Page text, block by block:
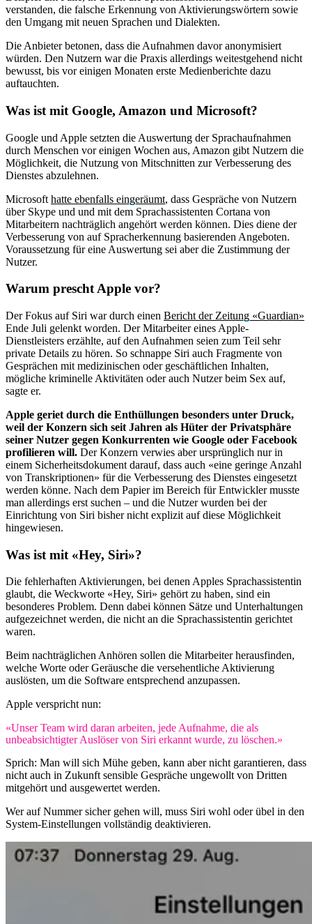
verstanden, die falsche Erkennung von Aktivierungswörtern sowie
den Umgang mit neuen Sprachen und Dialekten.
Die Anbieter betonen, dass die Aufnahmen davor anonymisiert
würden. Den Nutzern war die Praxis allerdings weitestgehend nicht
bewusst, bis vor einigen Monaten erste Medienberichte dazu
auftauchten.
Was ist mit Google, Amazon und Microsoft?
Google und Apple setzten die Auswertung der Sprachaufnahmen
durch Menschen vor einigen Wochen aus, Amazon gibt Nutzern die
Möglichkeit, die Nutzung von Mitschnitten zur Verbesserung des
Dienstes abzulehnen.
Microsoft hatte ebenfalls eingeräumt, dass Gespräche von Nutzern
über Skype und und mit dem Sprachassistenten Cortana von
Mitarbeitern nachträglich angehört werden können. Dies diene der
Verbesserung von auf Spracherkennung basierenden Angeboten.
Voraussetzung für eine Auswertung sei aber die Zustimmung der
Nutzer.
Warum prescht Apple vor?
Der Fokus auf Siri war durch einen Bericht der Zeitung «Guardian»
Ende Juli gelenkt worden. Der Mitarbeiter eines Apple-
Dienstleisters erzählte, auf den Aufnahmen seien zum Teil sehr
private Details zu hören. So schnappe Siri auch Fragmente von
Gesprächen mit medizinischen oder geschäftlichen Inhalten,
mögliche kriminelle Aktivitäten oder auch Nutzer beim Sex auf,
sagte er.
Apple geriet durch die Enthüllungen besonders unter Druck,
weil der Konzern sich seit Jahren als Hüter der Privatsphäre
seiner Nutzer gegen Konkurrenten wie Google oder Facebook
profilieren will. Der Konzern verwies aber ursprünglich nur in
einem Sicherheitsdokument darauf, dass auch «eine geringe Anzahl
von Transkriptionen» für die Verbesserung des Dienstes eingesetzt
werden könne. Nach dem Papier im Bereich für Entwickler musste
man allerdings erst suchen – und die Nutzer wurden bei der
Einrichtung von Siri bisher nicht explizit auf diese Möglichkeit
hingewiesen.
Was ist mit «Hey, Siri»?
Die fehlerhaften Aktivierungen, bei denen Apples Sprachassistentin
glaubt, die Weckworte «Hey, Siri» gehört zu haben, sind ein
besonderes Problem. Denn dabei können Sätze und Unterhaltungen
aufgezeichnet werden, die nicht an die Sprachassistentin gerichtet
waren.
Beim nachträglichen Anhören sollen die Mitarbeiter herausfinden,
welche Worte oder Geräusche die versehentliche Aktivierung
auslösten, um die Software entsprechend anzupassen.
Apple verspricht nun:
«Unser Team wird daran arbeiten, jede Aufnahme, die als
unbeabsichtigter Auslöser von Siri erkannt wurde, zu löschen.»
Sprich: Man will sich Mühe geben, kann aber nicht garantieren, dass
nicht auch in Zukunft sensible Gespräche ungewollt von Dritten
mitgehört und ausgewertet werden.
Wer auf Nummer sicher gehen will, muss Siri wohl oder übel in den
System-Einstellungen vollständig deaktivieren.